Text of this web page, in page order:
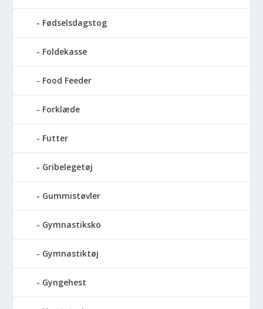
Fødselsdagstog
Foldekasse
Food Feeder
Forklæde
Futter
Gribelegetøj
Gummistøvler
Gymnastiksko
Gymnastiktøj
Gyngehest